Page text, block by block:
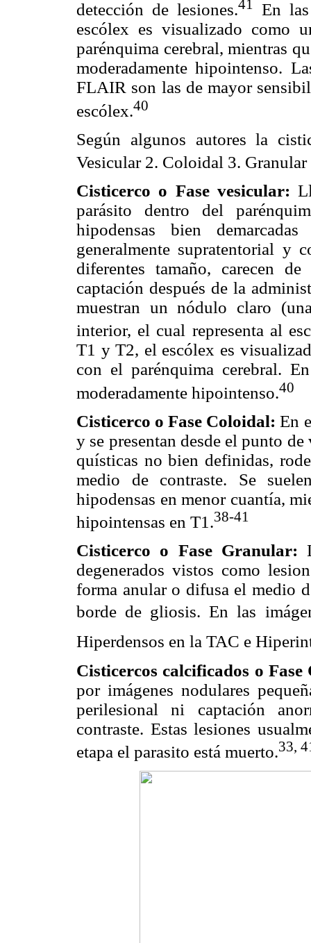
detección de lesiones.41
En
escólex es visualizado como
parénquima cerebral, mientras
moderadamente hipointenso.
FLAIR son las de mayor
escólex.40
Según algunos autores la
Vesicular 2. Coloidal 3.
Cisticerco o Fase vesicular:
parásito dentro del
hipodensas bien
generalmente supratentorial y
diferentes tamaño, carecen
captación después de la
muestran un nódulo claro
interior, el cual representa al
T1 y T2, el escólex es
con el parénquima cerebral.
moderadamente hipointenso.40
Cisticerco o Fase Coloidal: En
y se presentan desde el punto
quísticas no bien definidas,
medio de contraste. Se
hipodensas en menor cuantía,
hipointensas en T1.38-41
Cisticerco o Fase Granular:
degenerados vistos como
forma anular o difusa el medio
borde de gliosis. En las
Hiperdensos en la TAC e
Cisticercos calcificados o
por imágenes nodulares
perilesional ni captación
contraste. Estas lesiones
etapa el parasito está muerto.33,